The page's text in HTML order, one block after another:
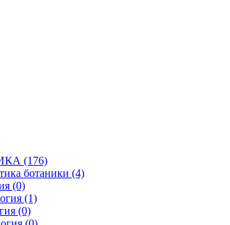
(176)
ботаники (4)
(0)
(1)
(0)